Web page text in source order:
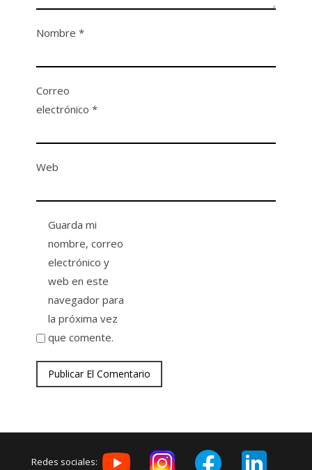
Nombre*
Correo
electrónico*
Web
Guarda mi
nombre, correo
electrónico y
web en este
navegador para
la próxima vez
que comente.
Redes sociales: